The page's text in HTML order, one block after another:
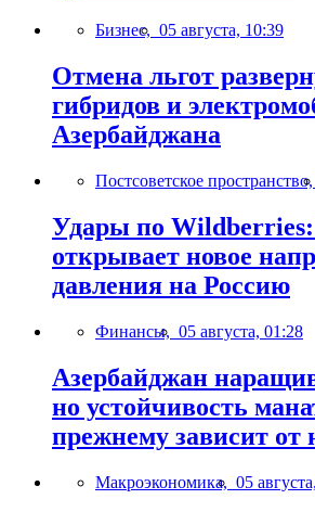
Бизнес, 05 августа, 10:39
Отмена льгот
гибридов и
Азербайджана
Постсоветское пространство,
Удары по
открывает новое
давления на Россию
Финансы, 05 августа, 01:28
Азербайджан
но устойчивость
прежнему зависит от
Макроэкономика, 05